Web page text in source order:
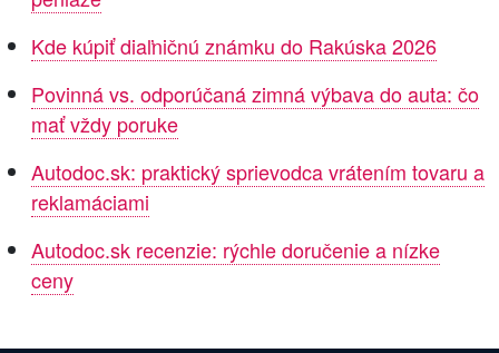
Kde kúpiť diaľničnú známku do Rakúska 2026
Povinná vs. odporúčaná zimná výbava do auta: čo
mať vždy poruke
Autodoc.sk: praktický sprievodca vrátením tovaru a
reklamáciami
Autodoc.sk recenzie: rýchle doručenie a nízke
ceny